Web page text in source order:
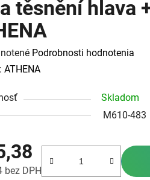
těsnění hlava
Podrobnosti hodnotenia
ATHENA
Skladom
M610-483
bez DPH